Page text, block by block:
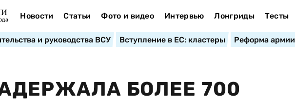
Новости Статьи Фото и видео Интервью Лонгриды Тесты
и руководства ВСУ Вступление в ЕС: кластеры Реформа армии
БОЛЕЕ 700